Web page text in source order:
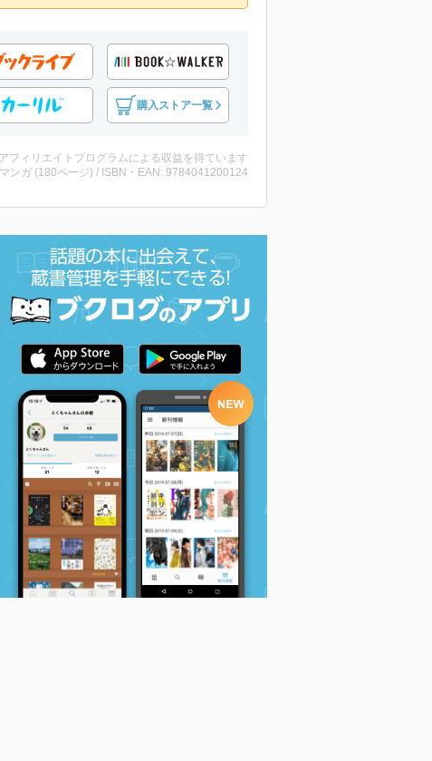
購入ストア一覧
フィリエイトプログラムによる収益を得ています
ンガ (180ページ) / ISBN・EAN: 9784041200124